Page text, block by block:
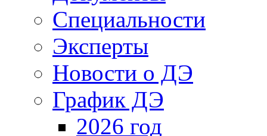
Специальности
Эксперты
Новости о ДЭ
График ДЭ
2026 год